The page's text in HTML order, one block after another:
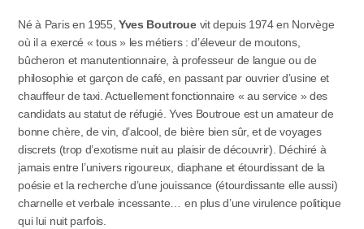
Né à Paris en 1955,Yves Boutrouevit depuis 1974 en Norvège
où il a exercé « tous » les métiers : d’éleveur de moutons,
bûcheron et manutentionnaire, à professeur de langue ou de
philosophie et garçon de café, en passant par ouvrier d’usine et
chauffeur de taxi. Actuellement fonctionnaire « au service » des
candidats au statut de réfugié. Yves Boutroue est un amateur de
bonne chère, de vin, d’alcool, de bière bien sûr, et de voyages
discrets (trop d’exotisme nuit au plaisir de découvrir). Déchiré à
jamais entre l’univers rigoureux, diaphane et étourdissant de la
poésie et la recherche d’une jouissance (étourdissante elle aussi)
charnelle et verbale incessante… en plus d’une virulence politique
qui lui nuit parfois.